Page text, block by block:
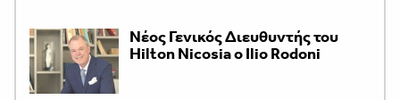
Νέος Γενικός Διευθυντής του
Hilton Nicosia ο Ilio Rodoni